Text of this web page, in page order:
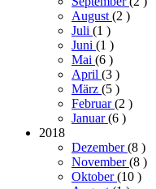
August (2 )
Juli (1 )
Juni (1 )
Mai (6 )
April (3 )
März (5 )
Februar(2 )
Januar(6 )
2018
Dezember(8 )
November(8 )
Oktober(10 )